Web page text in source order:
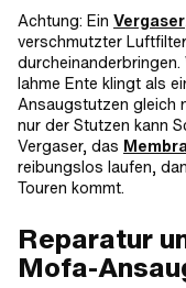
Achtung: Ein Vergaser
verschmutzter
lahme Ente klingt als
Ansaugstutzen gleich
nur der Stutzen kann
Vergaser, das
reibungslos laufen,
Touren kommt.
Reparatur
Mofa-